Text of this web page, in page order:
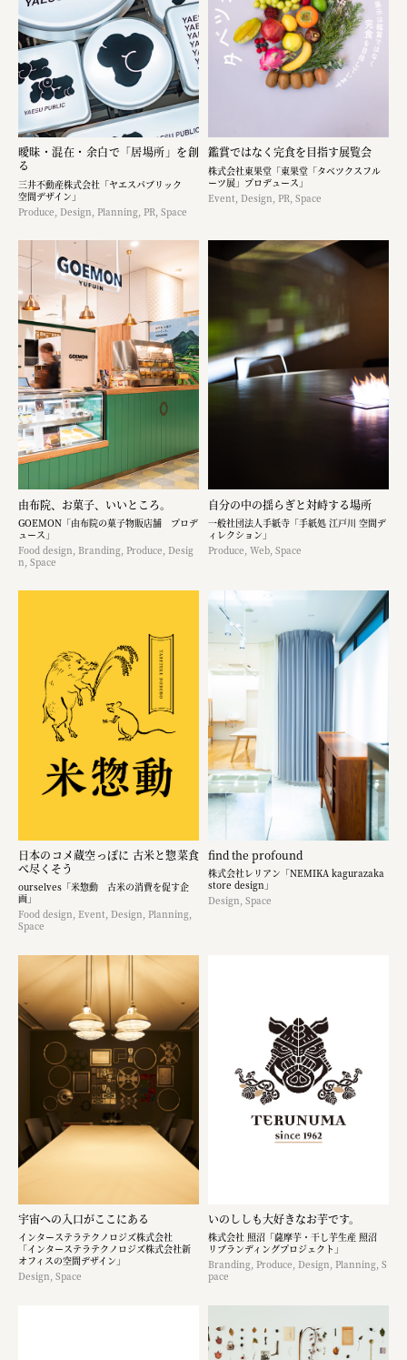
曖昧・混在・余白で「居場所」を創
る
三井不動産株式会社「ヤエスパブリック
空間デザイン」
Produce, Design, Planning, PR, Space
鑑賞ではなく完食を目指す展覧会
株式会社東果堂「東果堂「タベツクスフル
ーツ展」プロデュース」
Event, Design, PR, Space
由布院、お菓子、いいところ。
GOEMON「由布院の菓子物販店舗 プロデ
ュース」
Food design, Branding, Produce, Desig
n, Space
自分の中の揺らぎと対峙する場所
一般社団法人手紙寺「手紙処 江戸川 空間デ
ィレクション」
Produce, Web, Space
日本のコメ蔵空っぽに 古米と惣菜食
べ尽くそう
ourselves「米惣動 古米の消費を促す企
画」
Food design, Event, Design, Planning,
Space
find the profound
株式会社レリアン「NEMIKA kagurazaka
store design」
Design, Space
宇宙への入口がここにある
インターステラテクノロジズ株式会社
「インターステラテクノロジズ株式会社新
オフィスの空間デザイン」
Design, Space
いのししも大好きなお芋です。​
株式会社 照沼「薩摩芋・干し芋生産 照沼
リブランディングプロジェクト」
Branding, Produce, Design, Planning, S
pace